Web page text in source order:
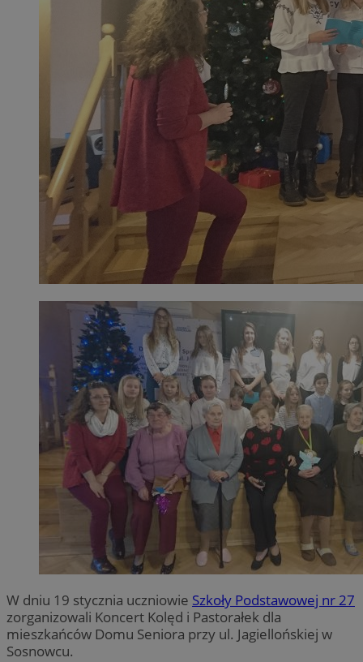
W dniu 19 stycznia uczniowie Szkoły Podstawowej nr 27
zorganizowali Koncert Kolęd i Pastorałek dla
mieszkańców Domu Seniora przy ul. Jagiellońskiej w
Sosnowcu.